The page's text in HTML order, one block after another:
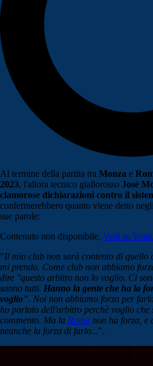
Al termine della partita tra Monza e
2023, l'allora tecnico giallorosso José
clamorose dichiarazioni contro il
confermerebbero quanto viene detto
sue parole:
Contenuto non disponibile. Vedi su
"Il mio club non sarà contento di quello
mi prendo. Come club non abbiamo
dire "questo arbitro non lo voglio. Ci
sanno tutti. Hanno la gente che ha la
voglio". Noi non abbiamo forza per
ho parlato dell'arbitro perchè voglio
commento. Ma la Roma non ha forza, e
neanche la forza di farlo...".